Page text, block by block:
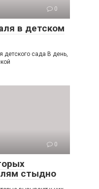
0
в детском
детского сада В день,
0
стыдно